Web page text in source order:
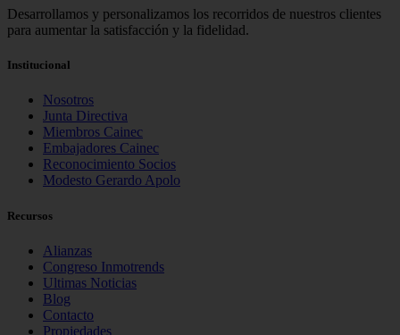
Desarrollamos y personalizamos los recorridos de nuestros clientes
para aumentar la satisfacción y la fidelidad.
Institucional
Nosotros
Junta Directiva
Miembros Cainec
Embajadores Cainec
Reconocimiento Socios
Modesto Gerardo Apolo
Recursos
Alianzas
Congreso Inmotrends
Ultimas Noticias
Blog
Contacto
Propiedades